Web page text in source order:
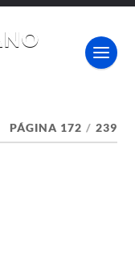
PÁGINA 172 / 239